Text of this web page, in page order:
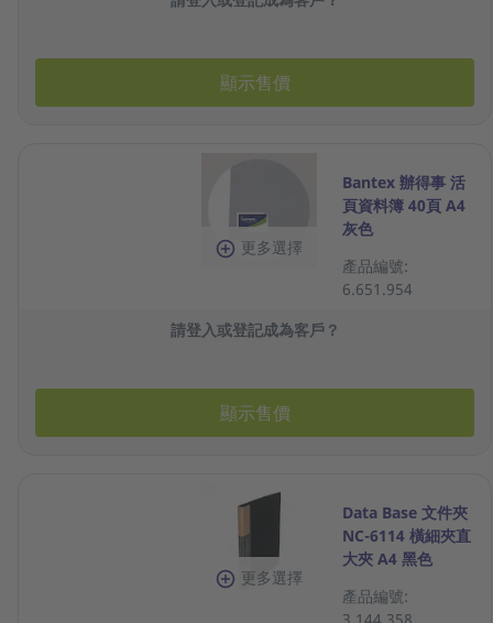
顯示售價
更多選擇
Bantex 辦得事 活
頁資料簿 40頁 A4
灰色
產品編號:
6.651.954
請登入或登記成為客戶？
顯示售價
更多選擇
Data Base 文件夾
NC-6114 橫細夾直
大夾 A4 黑色
產品編號: